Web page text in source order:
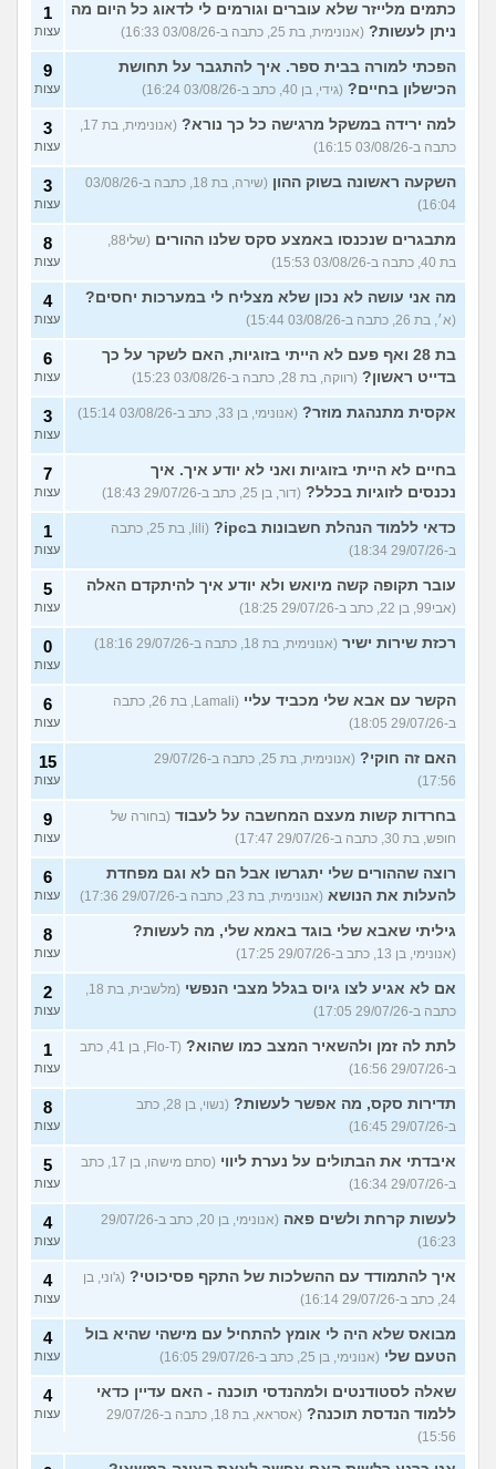
כתמים מלייזר שלא עוברים וגורמים לי לדאוג כל היום מה
ניתן לעשות? (אנונימית, בת 25, כתבה ב-03/08/26 16:33)
1
עצות
הפכתי למורה בבית ספר. איך להתגבר על תחושת
הכישלון בחיים? (גידי, בן 40, כתב ב-03/08/26 16:24)
9
עצות
למה ירידה במשקל מרגישה כל כך נורא?
(אנונימית, בת 17,
כתבה ב-03/08/26 16:15)
3
עצות
השקעה ראשונה בשוק ההון
(שירה, בת 18, כתבה ב-03/08/26
16:04)
3
עצות
מתבגרים שנכנסו באמצע סקס שלנו ההורים
(שלי88,
בת 40, כתבה ב-03/08/26 15:53)
8
עצות
מה אני עושה לא נכון שלא מצליח לי במערכות יחסים?
(א׳, בת 26, כתבה ב-03/08/26 15:44)
4
עצות
בת 28 ואף פעם לא הייתי בזוגיות, האם לשקר על כך
בדייט ראשון? (רווקה, בת 28, כתבה ב-03/08/26 15:23)
6
עצות
אקסית מתנהגת מוזר? (אנונימי, בן 33, כתב ב-03/08/26 15:14) 3
עצות
בחיים לא הייתי בזוגיות ואני לא יודע איך. איך
נכנסים לזוגיות בכלל? (דור, בן 25, כתב ב-29/07/26 18:43)
7
עצות
כדאי ללמוד הנהלת חשבונות בipc?
(lili, בת 25, כתבה
ב-29/07/26 18:34)
1
עצות
עובר תקופה קשה מיואש ולא יודע איך להיתקדם האלה
(אבי99, בן 22, כתב ב-29/07/26 18:25)
5
עצות
רכזת שירות ישיר (אנונימית, בת 18, כתבה ב-29/07/26 18:16) 0
עצות
הקשר עם אבא שלי מכביד עליי
(Lamali, בת 26, כתבה
ב-29/07/26 18:05)
6
עצות
האם זה חוקי?
(אנונימית, בת 25, כתבה ב-29/07/26
17:56)
15
עצות
בחרדות קשות מעצם המחשבה על לעבוד (בחורה של
חופש, בת 30, כתבה ב-29/07/26 17:47)
9
עצות
רוצה שההורים שלי יתגרשו אבל הם לא וגם מפחדת
להעלות את הנושא (אנונימית, בת 23, כתבה ב-29/07/26 17:36)
6
עצות
גיליתי שאבא שלי בוגד באמא שלי, מה לעשות?
(אנונימי, בן 13, כתב ב-29/07/26 17:25)
8
עצות
אם לא אגיע לצו גיוס בגלל מצבי הנפשי
(מלשבית, בת 18,
כתבה ב-29/07/26 17:05)
2
עצות
לתת לה זמן ולהשאיר המצב כמו שהוא?
(Flo-T, בן 41, כתב
ב-29/07/26 16:56)
1
עצות
תדירות סקס, מה אפשר לעשות?
(נשוי, בן 28, כתב
ב-29/07/26 16:45)
8
עצות
איבדתי את הבתולים על נערת ליווי
(סתם מישהו, בן 17, כתב
ב-29/07/26 16:34)
5
עצות
לעשות קרחת ולשים פאה
(אנונימי, בן 20, כתב ב-29/07/26
16:23)
4
עצות
איך להתמודד עם ההשלכות של התקף פסיכוטי? (ג'וני, בן
24, כתב ב-29/07/26 16:14)
4
עצות
מבואס שלא היה לי אומץ להתחיל עם מישהי שהיא בול
הטעם שלי (אנונימי, בן 25, כתב ב-29/07/26 16:05)
4
עצות
שאלה לסטודנטים ולמהנדסי תוכנה - האם עדיין כדאי
ללמוד הנדסת תוכנה?
(אסראא, בת 18, כתבה ב-29/07/26
15:56)
4
עצות